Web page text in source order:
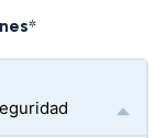
*